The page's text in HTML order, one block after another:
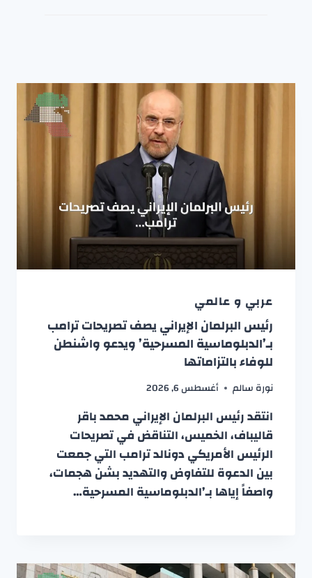
عربي و عالمي
رئيس البرلمان الإيراني يصف تصريحات ترامب
بـ’الدبلوماسية المسرحية’ ويدعو واشنطن
للوفاء بالتزاماتها
نورة سالم أغسطس 6, 2026
انتقد رئيس البرلمان الإيراني محمد باقر
قاليباف، الخميس، التناقض في تصريحات
الرئيس الأمريكي دونالد ترامب التي جمعت
بين الدعوة للتفاوض والتهديد بشن هجمات،
واصفاً إياها بـ’الدبلوماسية المسرحية…